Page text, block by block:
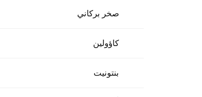
صخر بركاني
كاؤولين
بنتونيت